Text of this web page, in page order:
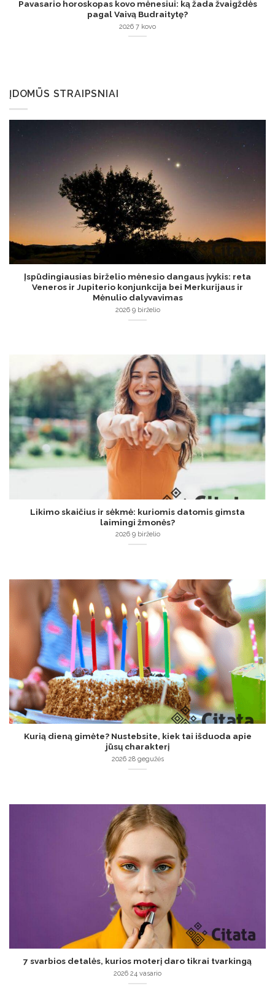
Pavasario horoskopas kovo mėnesiui: ką žada žvaigždės
pagal Vaivą Budraitytę?
2026 7 kovo
ĮDOMŪS STRAIPSNIAI
Įspūdingiausias birželio mėnesio dangaus įvykis: reta
Veneros ir Jupiterio konjunkcija bei Merkurijaus ir
Mėnulio dalyvavimas
2026 9 birželio
Likimo skaičius ir sėkmė: kuriomis datomis gimsta
laimingi žmonės?
2026 9 birželio
Kurią dieną gimėte? Nustebsite, kiek tai išduoda apie
jūsų charakterį
2026 28 gegužės
7 svarbios detalės, kurios moterį daro tikrai tvarkingą
2026 24 vasario